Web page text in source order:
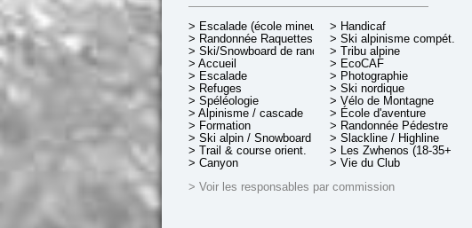
> Escalade (école mineurs)
> Randonnée Raquettes
> Ski/Snowboard de rando.
> Accueil
> Escalade
> Refuges
> Spéléologie
> Alpinisme / cascade
> Formation
> Ski alpin / Snowboard
> Trail & course orient.
> Canyon
> Handicaf
> Ski alpinisme compét.
> Tribu alpine
> EcoCAF
> Photographie
> Ski nordique
> Vélo de Montagne
> École d'aventure
> Randonnée Pédestre
> Slackline / Highline
> Les Zwhenos (18-35+ ans)
> Vie du Club
> Voir les responsables par commission